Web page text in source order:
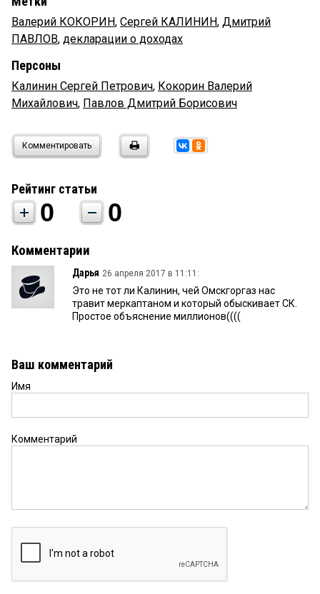
Валерий КОКОРИН, Сергей КАЛИНИН, Дмитрий
ПАВЛОВ, декларации о доходах
Персоны
Калинин Сергей Петрович, Кокорин Валерий
Михайлович, Павлов Дмитрий Борисович
Комментировать
Рейтинг статьи
0 0
Комментарии
Дарья 26 апреля 2017 в 11:11:
Это не тот ли Калинин, чей Омскгоргаз нас
травит меркаптаном и который обыскивает СК.
Простое объяснение миллионов((((
Ваш комментарий
Имя
Комментарий